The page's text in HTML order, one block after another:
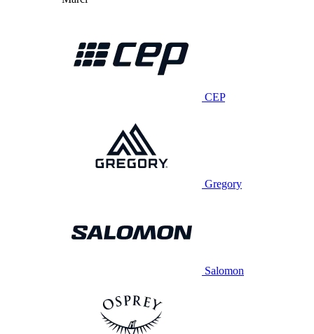
CEP
Gregory
Salomon